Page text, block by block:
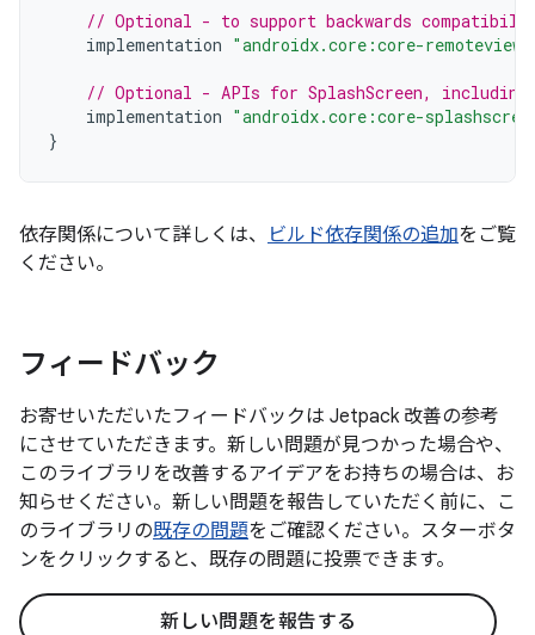
// Optional - to support backwards
implementation "androidx.core:core-
// Optional - APIs for SplashScreen,
implementation "androidx.core:core-
}
依存関係について詳しくは、 ビルド依存関係の追加をご覧
ください。
フィードバック
お寄せいただいたフィードバックは Jetpack 改善の参考
にさせていただきます。新しい問題が見つかった場合や、
このライブラリを改善するアイデアをお持ちの場合は、お
知らせください。新しい問題を報告していただく前に、こ
のライブラリの既存の問題をご確認ください。スターボタ
ンをクリックすると、既存の問題に投票できます。
新しい問題を報告する